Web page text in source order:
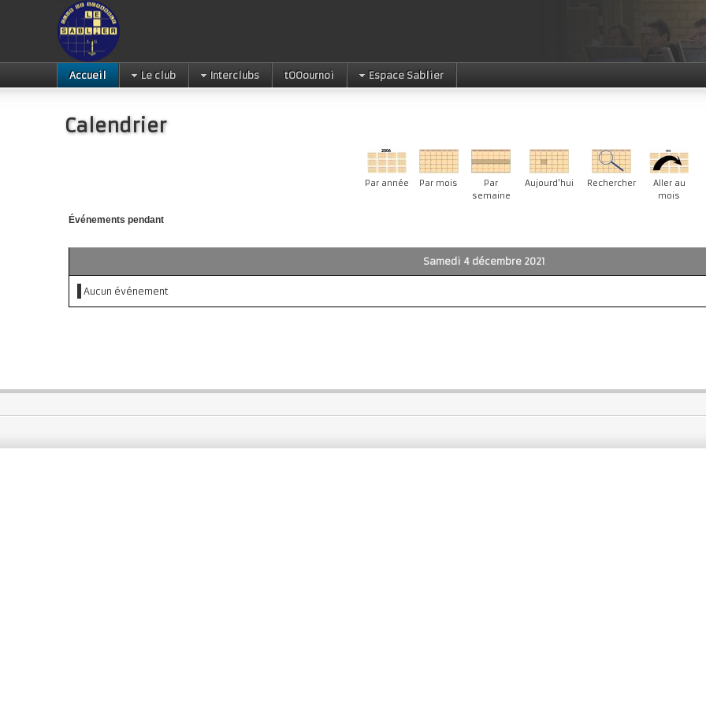
Accueil Le club Interclubs tOOournoi Espace Sablier
Calendrier
Par année Par mois
Par
semaine
Aujourd'hui Rechercher
Aller au
mois
Événements pendant
Samedi 4 décembre 2021
Aucun événement